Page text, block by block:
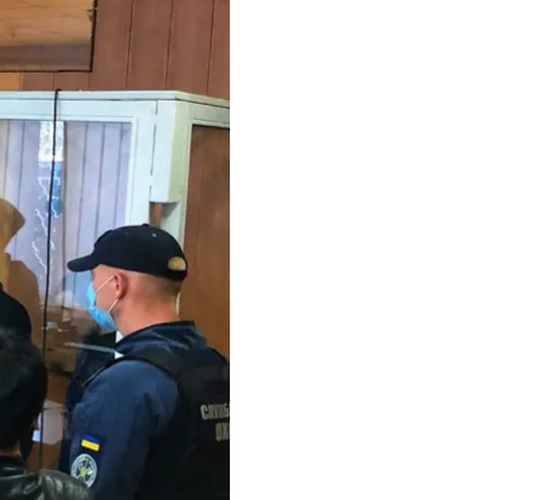
в исправительной
лезвия в
частности, один из
себе